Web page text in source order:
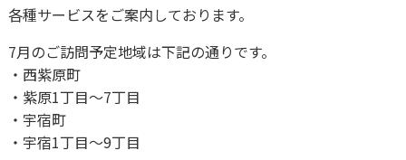
各種サービスをご案内しております。
7月のご訪問予定地域は下記の通りです。
・西紫原町
・紫原1丁目～7丁目
・宇宿町
・宇宿1丁目～9丁目